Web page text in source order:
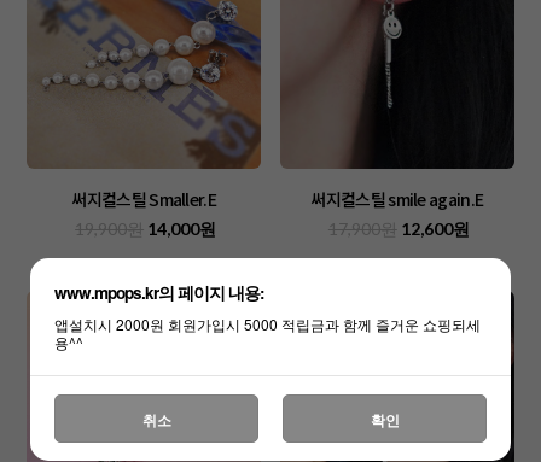
써지컬스틸 Smaller.E
19,900원 14,000원
써지컬스틸 smile again.E
17,900원 12,600원
www.mpops.kr의 페이지 내용:
앱설치시 2000원 회원가입시 5000 적립금과 함께 즐거운 쇼핑되세
용^^
취소 확인